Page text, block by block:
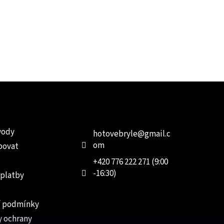
podmínky
ochrany
hotovebryle@gmail.c
om
+420 776 222 271 (9:00
-16:30)